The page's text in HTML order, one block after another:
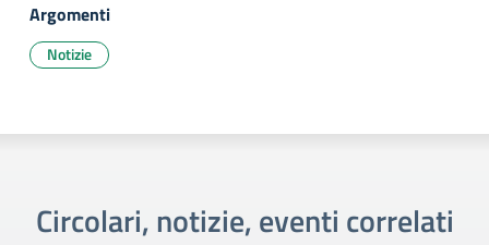
Argomenti
Notizie
Circolari, notizie, eventi correlati